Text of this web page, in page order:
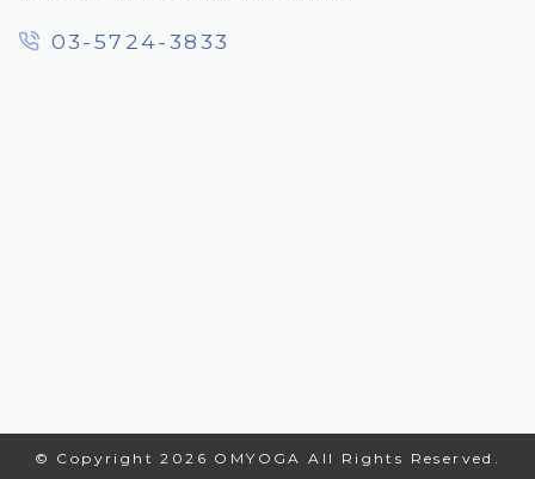
03-5724-3833
© Copyright 2026 OMYOGA All Rights Reserved.